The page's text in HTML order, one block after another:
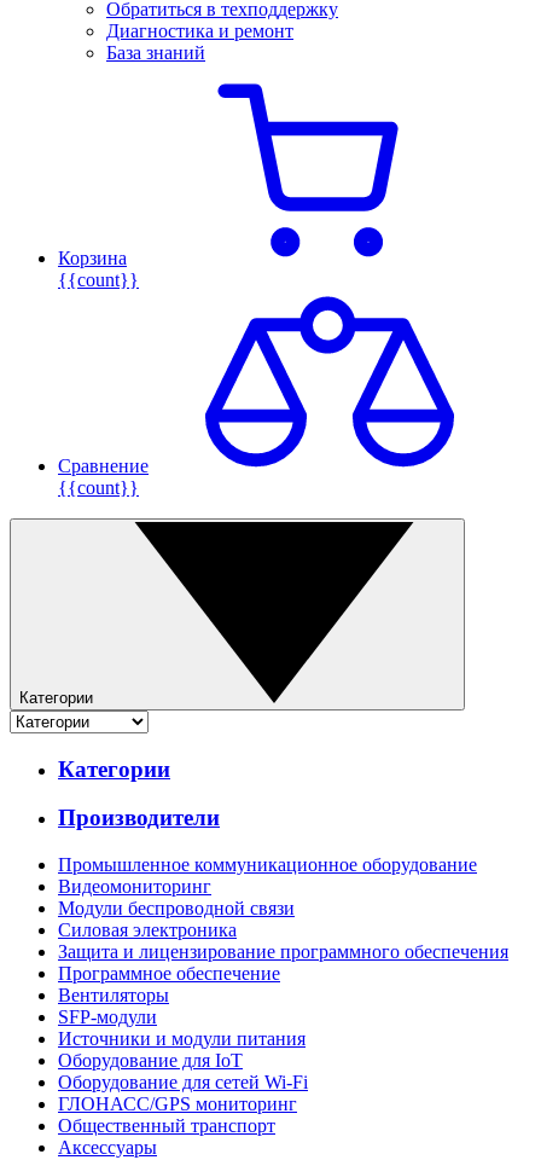
Обратиться в техподдержку
Диагностика и ремонт
База знаний
Корзина
{{count}}
Сравнение
{{count}}
Категории
Категории
Производители
Промышленное коммуникационное оборудование
Видеомониторинг
Модули беспроводной связи
Силовая электроника
Защита и лицензирование программного обеспечения
Программное обеспечение
Вентиляторы
SFP-модули
Источники и модули питания
Оборудование для IoT
Оборудование для сетей Wi-Fi
ГЛОНАСС/GPS мониторинг
Общественный транспорт
Аксессуары